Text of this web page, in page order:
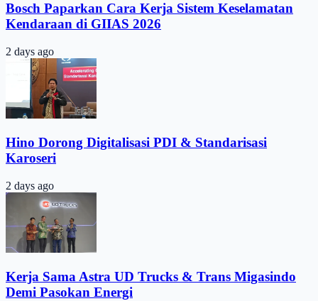
Bosch Paparkan Cara Kerja Sistem Keselamatan
Kendaraan di GIIAS 2026
2 days ago
Hino Dorong Digitalisasi PDI & Standarisasi
Karoseri
2 days ago
Kerja Sama Astra UD Trucks & Trans Migasindo
Demi Pasokan Energi